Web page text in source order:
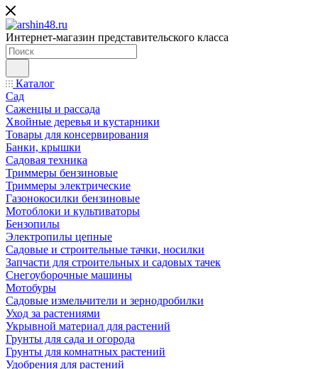
Интернет-магазин представительского класса
Каталог
Сад
Саженцы и рассада
Хвойные деревья и кустарники
Товары для консервирования
Банки, крышки
Садовая техника
Триммеры бензиновые
Триммеры электрические
Газонокосилки бензиновые
Мотоблоки и культиваторы
Бензопилы
Электропилы цепные
Садовые и строительные тачки, носилки
Запчасти для строительных и садовых тачек
Снегоуборочные машины
Мотобуры
Садовые измельчители и зернодробилки
Уход за растениями
Укрывной материал для растений
Грунты для сада и огорода
Грунты для комнатных растений
Удобрения для растений